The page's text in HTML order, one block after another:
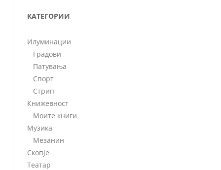
КАТЕГОРИИ
Илуминации
Градови
Патувања
Спорт
Стрип
Книжевност
Моите книги
Музика
Мезанин
Скопје
Театар